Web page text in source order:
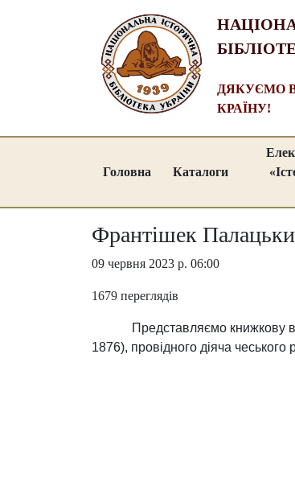
ДЯКУЄМО
КРАЇНУ!
Головна Каталоги
Франтішек
09 червня 2023 р. 06:00
1679 переглядів
Представляємо книжкову
1876), провідного діяча